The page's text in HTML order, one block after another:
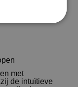
met
de intuïtieve